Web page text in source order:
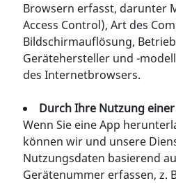
Browsern erfasst, darunter
Access Control), Art des
Bildschirmauflösung,
Gerätehersteller und -
des Internetbrowsers.
Durch Ihre Nutzung
Wenn Sie eine App
können wir und unsere
Nutzungsdaten basierend
Gerätenummer erfassen, z.